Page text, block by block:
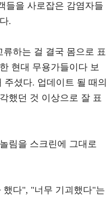
들을 사로잡은 감염자들
.
하는 걸 결국 몸으로 표
현대 무용가들이다 보
셨다. 업데이트 될 때의
했던 것 이상으로 잘 표
림을 스크린에 그대로
다", "너무 기괴했다"는